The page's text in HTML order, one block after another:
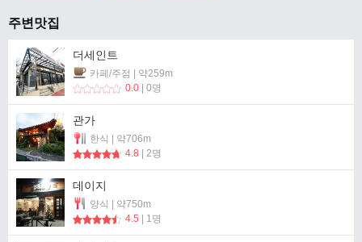
주변맛집
더세인트
카페/주점 | 약259m
0.0 | 0명
관가
한식 | 약706m
4.8 | 2명
데이지
양식 | 약750m
4.5 | 1명